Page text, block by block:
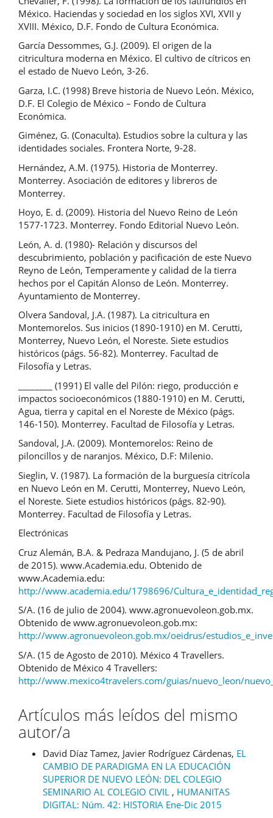
México. Haciendas y sociedad en los siglos XVI, XVII y
XVIII. México, D.F. Fondo de Cultura Económica.
García Dessommes, G.J. (2009). El origen de la
citricultura moderna en México. El cultivo de cítricos en
el estado de Nuevo León, 3-26.
Garza, I.C. (1998) Breve historia de Nuevo León. México,
D.F. El Colegio de México – Fondo de Cultura
Económica.
Giménez, G. (Conaculta). Estudios sobre la cultura y las
identidades sociales. Frontera Norte, 9-28.
Hernández, A.M. (1975). Historia de Monterrey.
Monterrey. Asociación de editores y libreros de
Monterrey.
Hoyo, E. d. (2009). Historia del Nuevo Reino de León
1577-1723. Monterrey. Fondo Editorial Nuevo León.
León, A. d. (1980)- Relación y discursos del
descubrimiento, población y pacificación de este Nuevo
Reyno de León, Temperamente y calidad de la tierra
hechos por el Capitán Alonso de León. Monterrey.
Ayuntamiento de Monterrey.
Olvera Sandoval, J.A. (1987). La citricultura en
Montemorelos. Sus inicios (1890-1910) en M. Cerutti,
Monterrey, Nuevo León, el Noreste. Siete estudios
históricos (págs. 56-82). Monterrey. Facultad de
Filosofía y Letras.
________ (1991) El valle del Pilón: riego, producción e
impactos socioeconómicos (1880-1910) en M. Cerutti,
Agua, tierra y capital en el Noreste de México (págs.
146-150). Monterrey. Facultad de Filosofía y Letras.
Sandoval, J.A. (2009). Montemorelos: Reino de
piloncillos y de naranjos. México, D.F: Milenio.
Sieglin, V. (1987). La formación de la burguesía citrícola
en Nuevo León en M. Cerutti, Monterrey, Nuevo León,
el Noreste. Siete estudios históricos (págs. 82-90).
Monterrey. Facultad de Filosofía y Letras.
Electrónicas
Cruz Alemán, B.A. & Pedraza Mandujano, J. (5 de abril
de 2015). www.Academia.edu. Obtenido de
www.Academia.edu:
http://www.academia.edu/1798696/
S/A. (16 de julio de 2004). www.agronuevoleon.gob.mx.
Obtenido de www.agronuevoleon.gob.mx:
http://www.agronuevoleon.gob.mx/oeidrus/
S/A. (15 de Agosto de 2010). México 4 Travellers.
Obtenido de México 4 Travellers:
http://www.mexico4travelers.com/guias/nuevo_leon/
Artículos más leídos del mismo
autor/a
David Díaz Tamez, Javier Rodríguez Cárdenas, EL
CAMBIO DE PARADIGMA EN LA EDUCACIÓN
SUPERIOR DE NUEVO LEÓN: DEL COLEGIO
SEMINARIO AL COLEGIO CIVIL , HUMANITAS
DIGITAL: Núm. 42: HISTORIA Ene-Dic 2015